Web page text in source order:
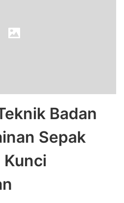
Badan
Sepak
Kunci